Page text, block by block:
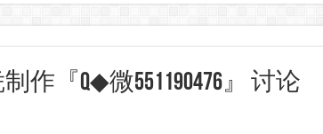
作『Q◆微551190476』 讨论